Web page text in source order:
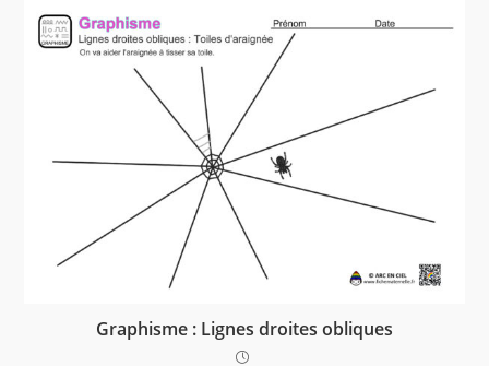
Graphisme : Lignes droites obliques